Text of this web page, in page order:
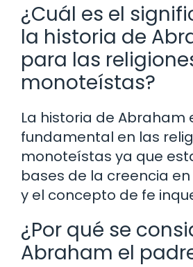
¿Cuál es el
la historia de
para las
monoteístas?
La historia de Abraham
fundamental en las
monoteístas ya que
bases de la creencia en
y el concepto de fe
¿Por qué se
Abraham el